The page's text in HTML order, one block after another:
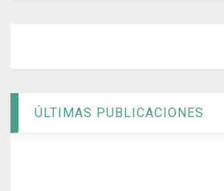
ÚLTIMAS PUBLICACIONES